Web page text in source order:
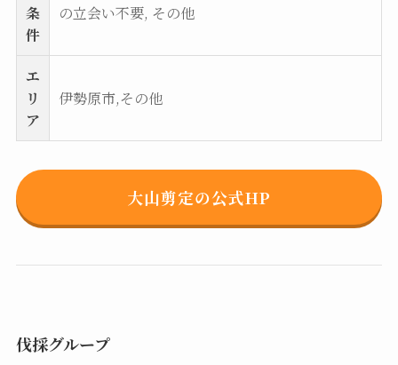
条
件
の立会い不要, その他
エ
リ
ア
伊勢原市,その他
大山剪定の公式HP
伐採グループ